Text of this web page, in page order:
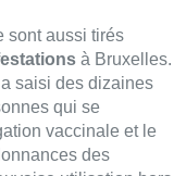
sont aussi tirés
à Bruxelles.
saisi des dizaines
qui se
vaccinale et le
des